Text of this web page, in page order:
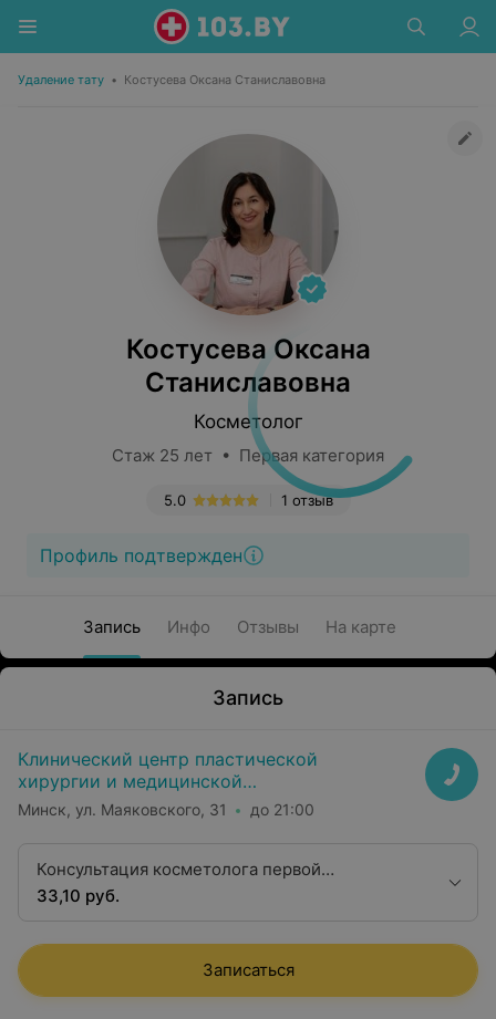
Удаление тату • Костусева Оксана Станиславовна
Костусева Оксана
Станиславовна
Косметолог
Стаж 25 лет • Первая категория
1 отзыв
5.0
Профиль подтвержден
Запись Инфо Отзывы На карте
Запись
Клинический центр пластической
хирургии и медицинской
косметологии
Минск, ул. Маяковского, 31 до 21:00
Консультация косметолога первой
квалификационной категории
33,10 руб.
Записаться